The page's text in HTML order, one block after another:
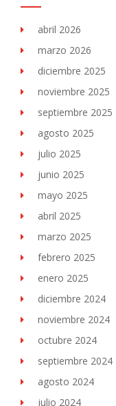
abril 2026
marzo 2026
diciembre 2025
noviembre 2025
septiembre 2025
agosto 2025
julio 2025
junio 2025
mayo 2025
abril 2025
marzo 2025
febrero 2025
enero 2025
diciembre 2024
noviembre 2024
octubre 2024
septiembre 2024
agosto 2024
julio 2024